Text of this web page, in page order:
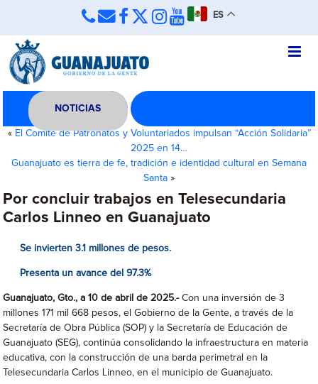
ES
NOTICIAS
« El Comité de Patronatos y Voluntariados impulsan “Acción Solidaria”
2025 en 14…
Guanajuato es tierra de fe, tradición e identidad cultural en Semana
Santa »
Por concluir trabajos en Telesecundaria
Carlos Linneo en Guanajuato
Se invierten 3.1 millones de pesos.
Presenta un avance del 97.3%
Guanajuato, Gto., a 10 de abril de 2025.-Con una inversión de 3
millones 171 mil 668 pesos, el Gobierno de la Gente, a través de la
Secretaría de Obra Pública (SOP) y la Secretaría de Educación de
Guanajuato (SEG), continúa consolidando la infraestructura en materia
educativa, con la construcción de una barda perimetral en la
Telesecundaria Carlos Linneo, en el municipio de Guanajuato.